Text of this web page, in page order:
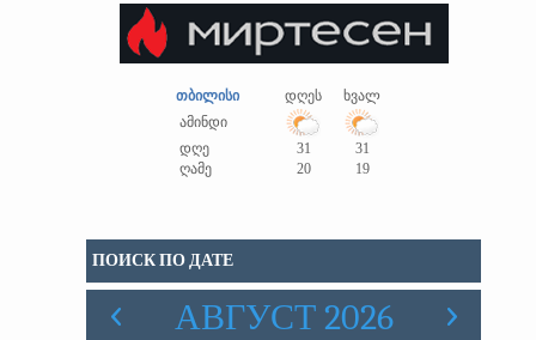
თბილისი დღეს
ხვალ
ამინდი
დღე
31
31
ღამე
20 19
ПОИСК ПО ДАТЕ
АВГУСТ 2026